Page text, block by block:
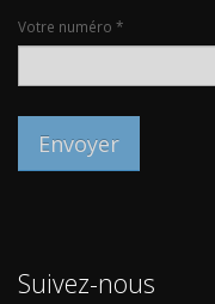
Votre numéro *
Suivez-nous